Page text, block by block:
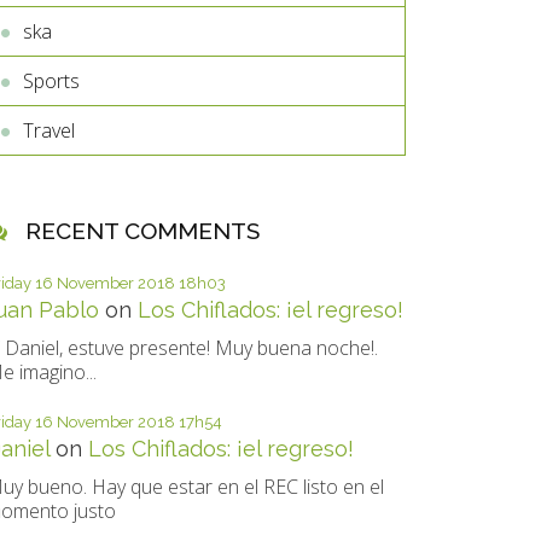
ska
Sports
Travel
RECENT COMMENTS
16 November 2018 18h03
Pablo on Los Chiflados: ¡el regreso!
Daniel, estuve presente! Muy buena noche!.
imagino...
16 November 2018 17h54
on Los Chiflados: ¡el regreso!
bueno. Hay que estar en el REC listo en el
justo